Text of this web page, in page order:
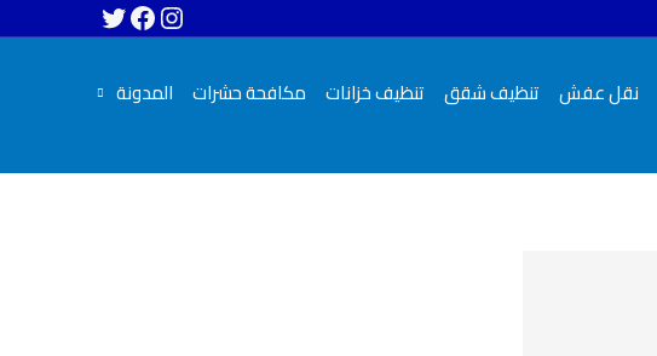
نقل عفش تنظيف شقق تنظيف خزانات مكافحة حشرات المدونة